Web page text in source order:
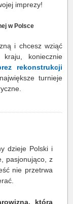
imprezy!
w Polsce
i chcesz wziąć
koniecznie
rekonstrukcji
turnieje
dzieje Polski i
pasjonująco, z
nie przetrwa
która